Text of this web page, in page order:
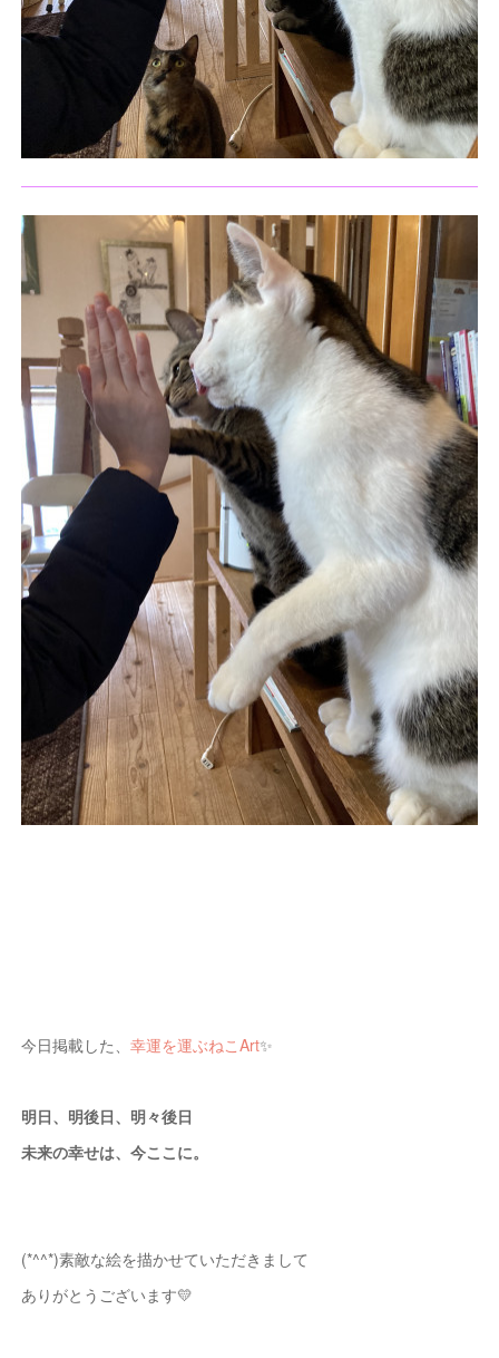
今日掲載した、 幸運を運ぶねこArt✨
明日、明後日、明々後日
未来の幸せは、今ここに。
(*^^*)素敵な絵を描かせていただきまして
ありがとうございます💛